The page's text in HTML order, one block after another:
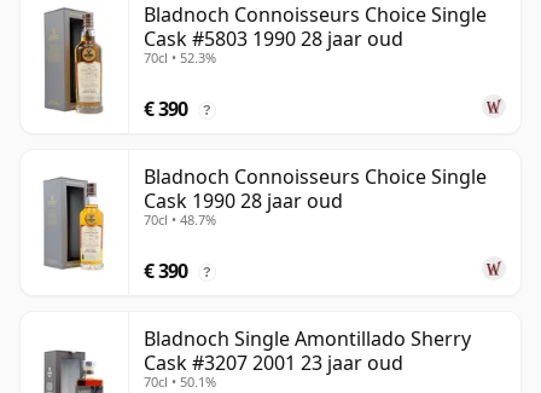
Bladnoch Connoisseurs Choice Single
Cask #5803 1990 28 jaar oud
70cl • 52.3%
€ 390 ?
Bladnoch Connoisseurs Choice Single
Cask 1990 28 jaar oud
70cl • 48.7%
€ 390 ?
Bladnoch Single Amontillado Sherry
Cask #3207 2001 23 jaar oud
70cl • 50.1%